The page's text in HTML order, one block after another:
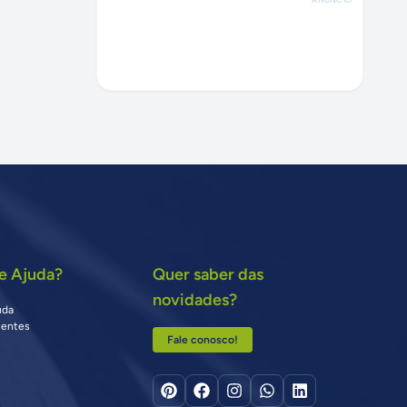
Ajuda?
Quer saber das
novidades?
Fale conosco!